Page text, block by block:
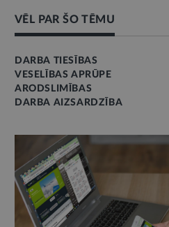
VĒL PAR ŠO TĒMU
DARBA TIESĪBAS
VESELĪBAS APRŪPE
ARODSLIMĪBAS
DARBA AIZSARDZĪBA